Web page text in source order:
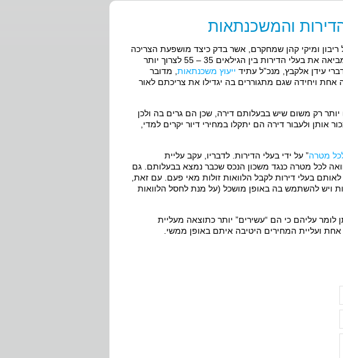
והמשכנתאות
ומיקי קהן שמחקרם, אשר בדק כיצד מושפעת הצריכה
בישראל ממחירי הדירות מצא כי עליית המחירים בתחום מביאה את בעלי הדירות בין הגילאים 35 – 55 לצרוך יותר
עידן אלקבץ, מנכ”ל עתיד ייעוץ משכנתאות , מדובר
ויחידה שגם מתגוררים בה יגדילו את צריכתם לאור
רק משום שיש בבעלותם דירה, שכן הם גרים בה ולכן
אותן ולעבור דירה הם יתקלו במחירי דיור יקרים למדי,
מטרה” על ידי בעלי הדירות. לדבריו, עקב עליית
לכל מטרה כנגד משכון הנכס שכבר נמצא בבעלותם. גם
בעלי דירות לקבל הלוואות זולות מאי פעם. עם זאת,
ויש להשתמש בה באופן מושכל (על מנת לחסל הלוואות
לומר עליהם כי הם “עשירים” יותר כתוצאה מעליית
ועליית המחירים היטיבה איתם באופן ממשי.